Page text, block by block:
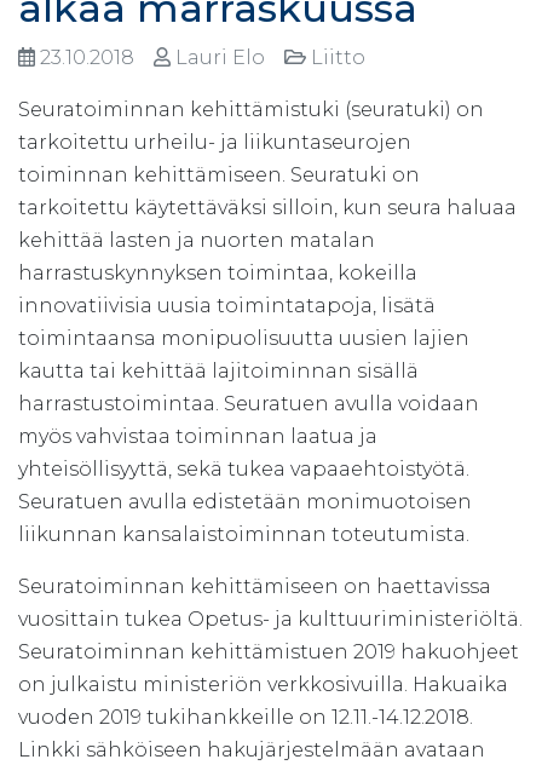
23.10.2018 Lauri Elo Liitto
Seuratoiminnan kehittämistuki (seuratuki) on
tarkoitettu urheilu- ja liikuntaseurojen
toiminnan kehittämiseen. Seuratuki on
tarkoitettu käytettäväksi silloin, kun seura haluaa
kehittää lasten ja nuorten matalan
harrastuskynnyksen toimintaa, kokeilla
innovatiivisia uusia toimintatapoja, lisätä
toimintaansa monipuolisuutta uusien lajien
kautta tai kehittää lajitoiminnan sisällä
harrastustoimintaa. Seuratuen avulla voidaan
myös vahvistaa toiminnan laatua ja
yhteisöllisyyttä, sekä tukea vapaaehtoistyötä.
Seuratuen avulla edistetään monimuotoisen
liikunnan kansalaistoiminnan toteutumista.
Seuratoiminnan kehittämiseen on haettavissa
vuosittain tukea Opetus- ja kulttuuriministeriöltä.
Seuratoiminnan kehittämistuen 2019 hakuohjeet
on julkaistu ministeriön verkkosivuilla. Hakuaika
vuoden 2019 tukihankkeille on 12.11.-14.12.2018.
Linkki sähköiseen hakujärjestelmään avataan